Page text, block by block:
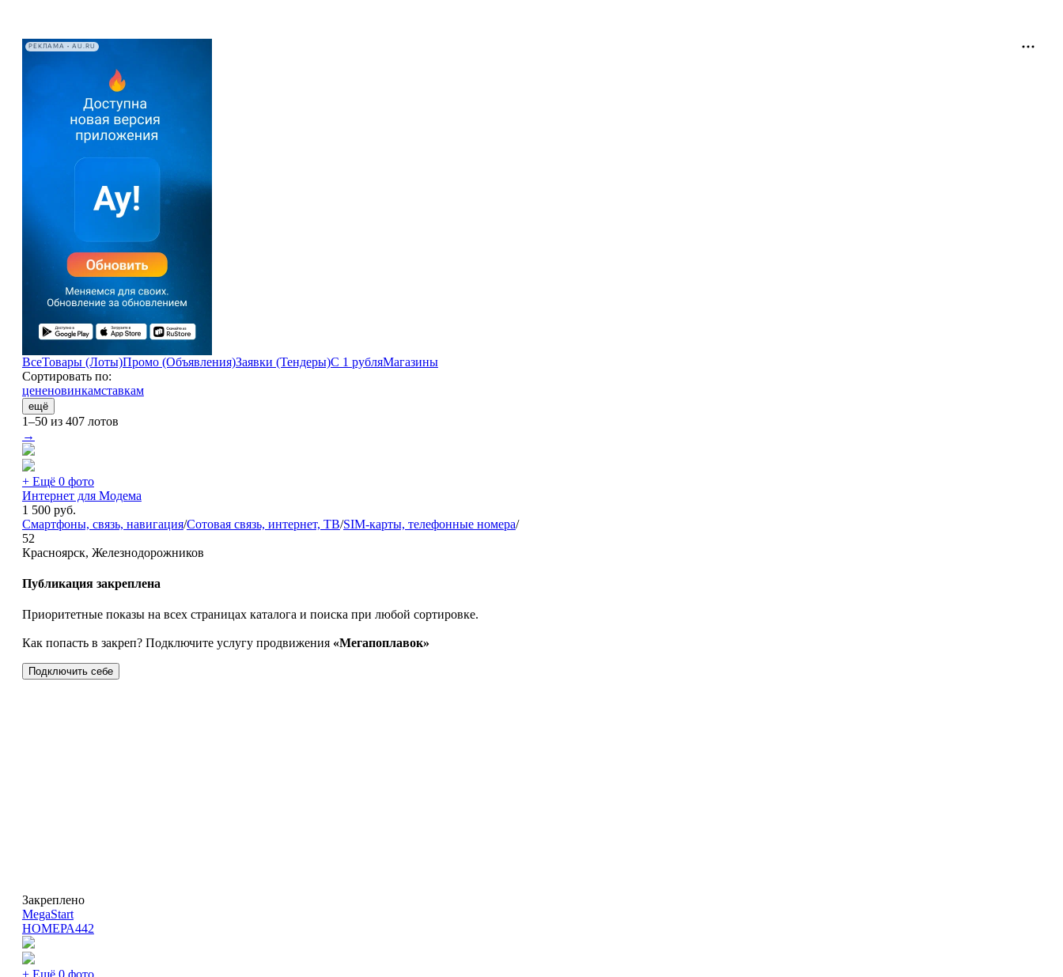
РЕКЛАМА • AU.RU
ВсеТовары (Лоты)Промо (Объявления)Заявки (Тендеры)С 1 рубляМагазины
Сортировать по:
цененовинкамставкам
ещё
1–50 из 407 лотов
→
+ Ещё 0 фото
Интернет для Модема
1 500 руб.
Смартфоны, связь, навигация/Сотовая связь, интернет, ТВ/SIM-карты, телефонные номера/
52
Красноярск, Железнодорожников
Публикация закреплена
Приоритетные показы на всех страницах каталога и поиска при любой сортировке.
Как попасть в закреп? Подключите услугу продвижения «Мегапоплавок»
Подключить себе
Закреплено
MegaStart
НОМЕРА442